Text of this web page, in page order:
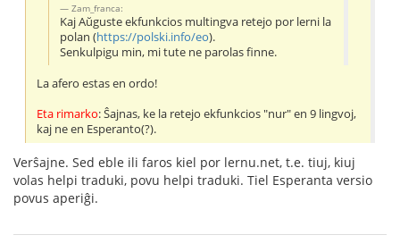
Zam_franca:
Kaj Aŭguste ekfunkcios multingva retejo por lerni la
polan (https://polski.info/eo).
Senkulpigu min, mi tute ne parolas finne.
La afero estas en ordo!
Eta rimarko: Ŝajnas, ke la retejo ekfunkcios "nur" en 9 lingvoj,
kaj ne en Esperanto(?).
Verŝajne. Sed eble ili faros kiel por lernu.net, t.e. tiuj, kiuj
volas helpi traduki, povu helpi traduki. Tiel Esperanta versio
povus aperiĝi.